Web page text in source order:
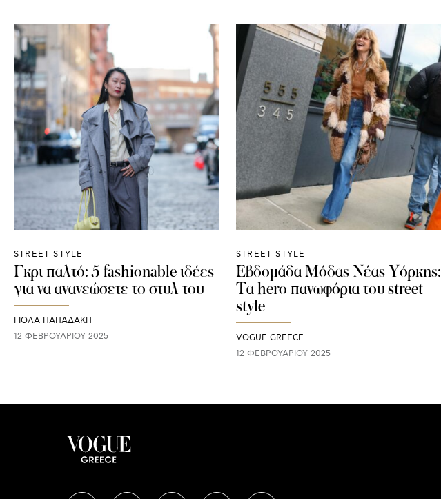
STREET STYLE
Γκρι παλτό: 5 fashionable ιδέες
για να ανανεώσετε το στυλ του
ΓΙΌΛΑ ΠΑΠΑΔΆΚΗ
12 ΦΕΒΡΟΥΑΡΊΟΥ 2025
STREET STYLE
Εβδομάδα Μόδας Νέας Υόρκης:
Τα hero πανωφόρια του street
style
VOGUE GREECE
12 ΦΕΒΡΟΥΑΡΊΟΥ 2025